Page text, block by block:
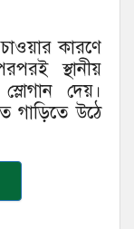
কারণে
স্থানীয়
দেয়।
গাড়িতে উঠে